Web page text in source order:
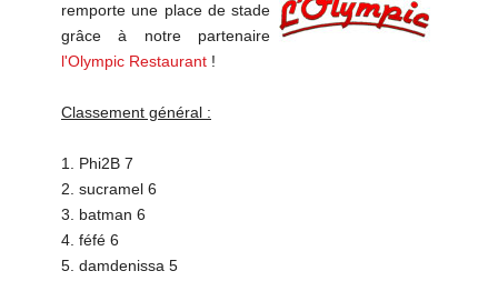
remporte une place de stade
grâce à notre partenaire
l'Olympic Restaurant !
Classement général :
1. Phi2B 7
2. sucramel 6
3. batman 6
4. féfé 6
5. damdenissa 5